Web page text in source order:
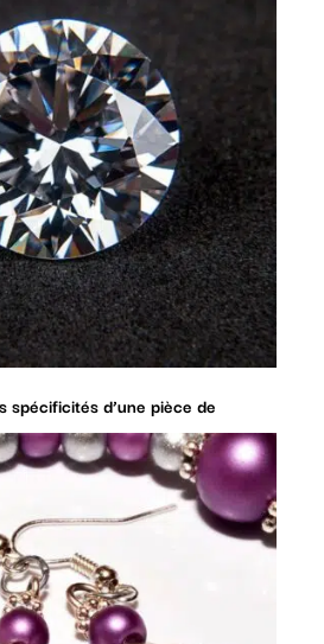
spécificités d’une pièce de